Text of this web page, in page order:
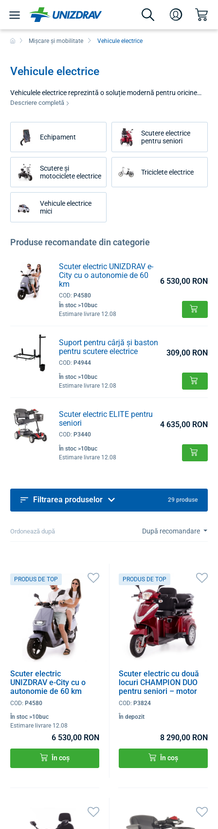
Mișcare și mobilitate Vehicule electrice
Vehicule electrice
Vehiculele electrice reprezintă o soluție modernă pentru oricine
caută o modalitate de a-și menține independența și mobilitatea în
de mijloace care facilitează deplasarea în medii urbane, în natură
și în zone închise. Scopul nostru este de a oferi vehicule electrice
fiabile, care combină manevrabilitatea sigură, confortul și
designul modern, adaptat nevoilor individuale ale utilizatorilor.
Descriere completă
Echipament
Scutere electrice
pentru seniori
Scutere și
motociclete electrice
Triciclete electrice
Vehicule electrice
mici
Produse recomandate din categorie
Scuter electric UNIZDRAV e-
City cu o autonomie de 60
km
COD: P4580
În stoc >10buc
Estimare livrare 12.08
6 530,00 RON
Suport pentru cârjă și baston
pentru scutere electrice
COD: P4944
În stoc >10buc
Estimare livrare 12.08
309,00 RON
Scuter electric ELITE pentru
seniori
COD: P3440
În stoc >10buc
Estimare livrare 12.08
4 635,00 RON
Filtrarea produselor 29 produse
Ordonează după După recomandare
PRODUS DE TOP
Scuter electric
UNIZDRAV e-City cu o
autonomie de 60 km
COD: P4580
În stoc >10buc
Estimare livrare 12.08
6 530,00 RON
În coș
PRODUS DE TOP
Scuter electric cu două
locuri CHAMPION DUO
pentru seniori – motor
puternic de 1000 W
COD:P3824
În depozit
8 290,00 RON
În coș